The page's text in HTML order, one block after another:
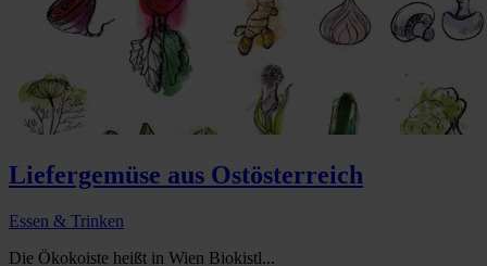
Liefergemüse aus Ostösterreich
Essen & Trinken
Die Ökokoiste heißt in Wien Biokistl...